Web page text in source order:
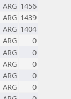
ARG 1456
ARG 1439
ARG 1404
ARG
0
ARG
0
ARG
0
ARG
0
ARG
0